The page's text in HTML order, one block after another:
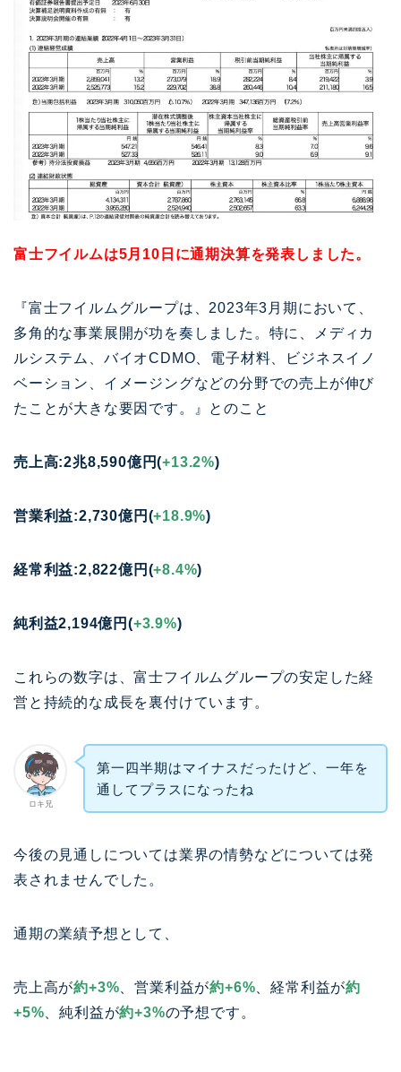
富士フイルムは5月10日に通期決算を発表しました。
『富士フイルムグループは、2023年3月期において、
多角的な事業展開が功を奏しました。特に、メディカ
ルシステム、バイオCDMO、電子材料、ビジネスイノ
ベーション、イメージングなどの分野での売上が伸び
たことが大きな要因です。』とのこと
売上高:2兆8,590億円(+13.2%)
営業利益:2,730億円(+18.9%)
経常利益:2,822億円(+8.4%)
純利益2,194億円(+3.9%)
これらの数字は、富士フイルムグループの安定した経
営と持続的な成長を裏付けています。
ロキ兄
第一四半期はマイナスだったけど、一年を
通してプラスになったね
今後の見通しについては業界の情勢などについては発
表されませんでした。
通期の業績予想として、
売上高が約+3% 、営業利益が約+6% 、経常利益が約
+5% 、純利益が約+3%の予想です。